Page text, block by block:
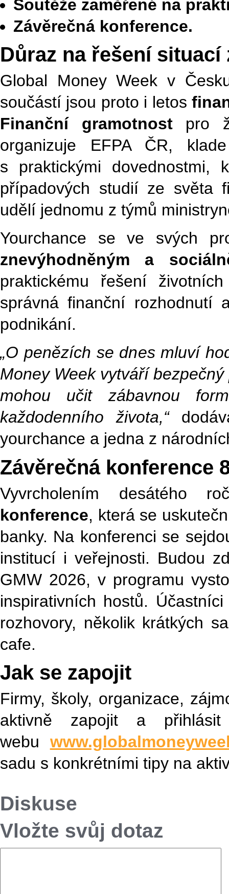
Soutěže zaměřené na
Závěrečná konference.
Důraz na řešení
Global Money Week v
součástí jsou proto i letos
Finanční gramotnost pro
organizuje EFPA ČR,
s praktickými dovednostmi,
případových studií ze světa
udělí jednomu z týmů
Yourchance se ve svých
znevýhodněným a
praktickému řešení
správná finanční
podnikání.
„O penězích se dnes mluví
Money Week vytváří
mohou učit zábavnou
každodenního života,“
yourchance a jedna z
Závěrečná konference
Vyvrcholením desátého
konference, která se
banky. Na konferenci se
institucí i veřejnosti. Budou
GMW 2026, v programu
inspirativních hostů.
rozhovory, několik krátkých
cafe.
Jak se zapojit
Firmy, školy, organizace,
aktivně zapojit a
webu
sadu s konkrétními tipy na
Diskuse
Vložte svůj dotaz